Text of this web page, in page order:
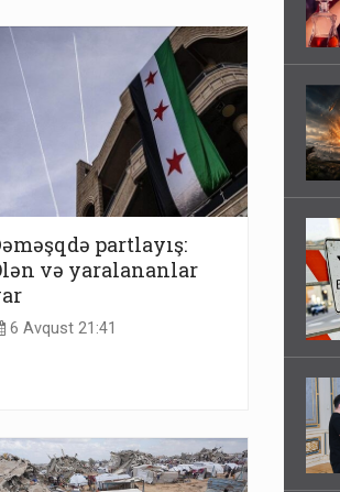
partlayış:
və yaralananlar
6 Avqust 21:41